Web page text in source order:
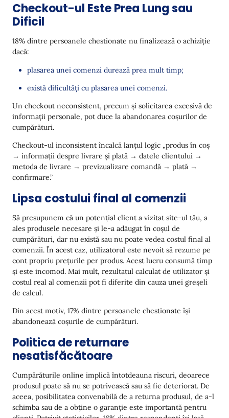
Checkout-ul Este Prea Lung sau
Dificil
18% dintre persoanele chestionate nu finalizează o achiziție
dacă:
plasarea unei comenzi durează prea mult timp;
există dificultăți cu plasarea unei comenzi.
Un checkout neconsistent, precum și solicitarea excesivă de
informații personale, pot duce la abandonarea coșurilor de
cumpărături.
Checkout-ul inconsistent încalcă lanțul logic „produs în coș
→ informații despre livrare și plată → datele clientului →
metoda de livrare → previzualizare comandă → plată →
confirmare.”
Lipsa costului final al comenzii
Să presupunem că un potențial client a vizitat site-ul tău, a
ales produsele necesare și le-a adăugat în coșul de
cumpărături, dar nu există sau nu poate vedea costul final al
comenzii. În acest caz, utilizatorul este nevoit să rezume pe
cont propriu prețurile per produs. Acest lucru consumă timp
și este incomod. Mai mult, rezultatul calculat de utilizator și
costul real al comenzii pot fi diferite din cauza unei greșeli
de calcul.
Din acest motiv, 17% dintre persoanele chestionate își
abandonează coșurile de cumpărături.
Politica de returnare
nesatisfăcătoare
Cumpărăturile online implică întotdeauna riscuri, deoarece
produsul poate să nu se potrivească sau să fie deteriorat. De
aceea, posibilitatea convenabilă de a returna produsul, de a-l
schimba sau de a obține o garanție este importantă pentru